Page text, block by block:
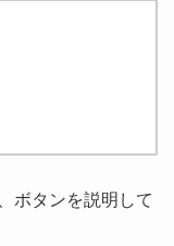
ボタンを説明して